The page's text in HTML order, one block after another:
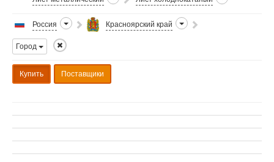
Россия Красноярский край
Город
Купить Поставщики